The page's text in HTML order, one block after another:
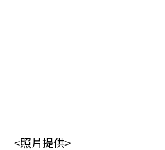
<照片提供>